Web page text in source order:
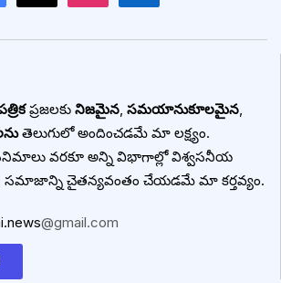
ప్రజలకు నిజమైన, సమయానుకూలమైన,
తెలుగులో అందించడమే మా లక్ష్యం.
వరకూ అన్ని విభాగాల్లో విశ్వసనీయ
సమాజాన్ని చైతన్యవంతం చేయడమే మా కర్తవ్యం.
@gmail.com